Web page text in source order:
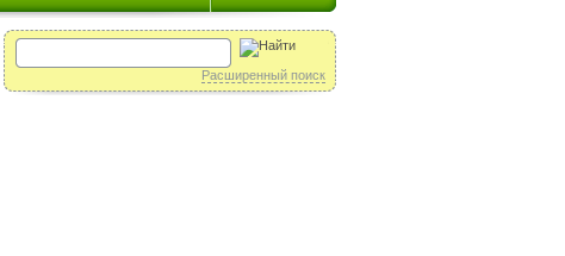
Расширенный поиск